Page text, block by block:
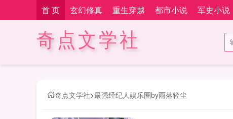
首 页 玄幻修真 重生穿越 都市小说 军史小说
奇点文学社
奇点文学社>最强经纪人娱乐圈by雨落轻尘